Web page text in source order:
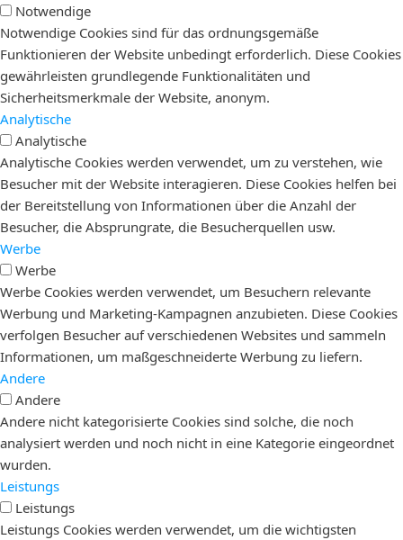
Notwendige
Notwendige Cookies sind für das ordnungsgemäße
Funktionieren der Website unbedingt erforderlich. Diese Cookies
gewährleisten grundlegende Funktionalitäten und
Sicherheitsmerkmale der Website, anonym.
Analytische
Analytische
Analytische Cookies werden verwendet, um zu verstehen, wie
Besucher mit der Website interagieren. Diese Cookies helfen bei
der Bereitstellung von Informationen über die Anzahl der
Besucher, die Absprungrate, die Besucherquellen usw.
Werbe
Werbe
Werbe Cookies werden verwendet, um Besuchern relevante
Werbung und Marketing-Kampagnen anzubieten. Diese Cookies
verfolgen Besucher auf verschiedenen Websites und sammeln
Informationen, um maßgeschneiderte Werbung zu liefern.
Andere
Andere
Andere nicht kategorisierte Cookies sind solche, die noch
analysiert werden und noch nicht in eine Kategorie eingeordnet
wurden.
Leistungs
Leistungs
Leistungs Cookies werden verwendet, um die wichtigsten